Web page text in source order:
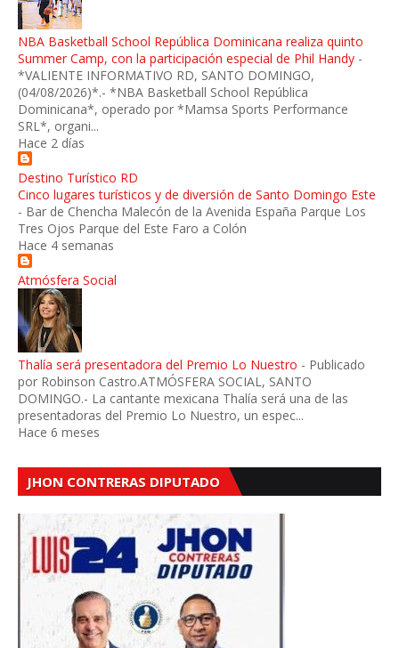
NBA Basketball School República Dominicana realiza quinto
Summer Camp, con la participación especial de Phil Handy -
*VALIENTE INFORMATIVO RD, SANTO DOMINGO,
(04/08/2026)*.- *NBA Basketball School República
Dominicana*, operado por *Mamsa Sports Performance
SRL*, organi...
Hace 2 días
Destino Turístico RD
Cinco lugares turísticos y de diversión de Santo Domingo Este
- Bar de Chencha Malecón de la Avenida España Parque Los
Tres Ojos Parque del Este Faro a Colón
Hace 4 semanas
Atmósfera Social
Thalía será presentadora del Premio Lo Nuestro - Publicado
por Robinson Castro.ATMÓSFERA SOCIAL, SANTO
DOMINGO.- La cantante mexicana Thalía será una de las
presentadoras del Premio Lo Nuestro, un espec...
Hace 6 meses
JHON CONTRERAS DIPUTADO